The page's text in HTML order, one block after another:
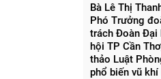
Bà Lê Thị
Phó Trưởng
trách Đoàn Đại
hội TP Cần
thảo Luật
phổ biến vũ khí